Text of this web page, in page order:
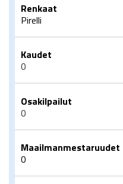
Renkaat
Pirelli
Kaudet
0
Osakilpailut
0
Maailmanmestaruudet
0